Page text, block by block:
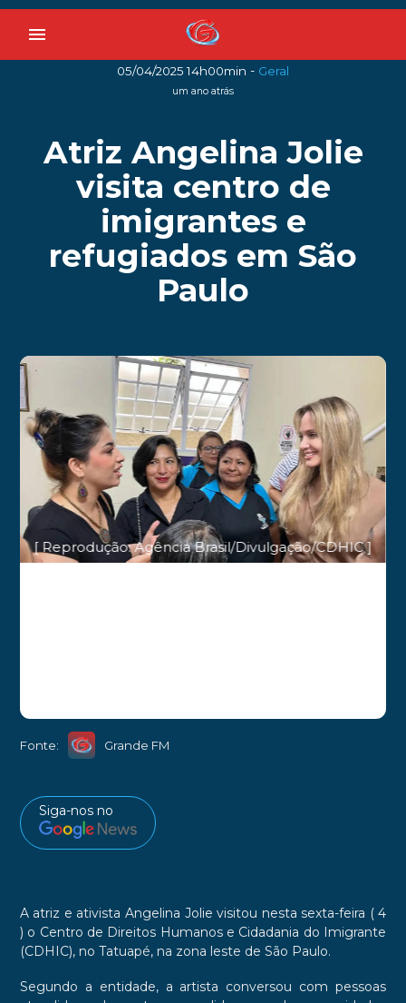
menu
05/04/2025 14h00min - Geral
um ano atrás
Atriz Angelina Jolie
visita centro de
imigrantes e
refugiados em São
Paulo
[ Reprodução: Agência Brasil/Divulgação/CDHIC ]
Fonte: Grande FM
Siga-nos no
A atriz e ativista Angelina Jolie visitou nesta sexta-feira ( 4
) o Centro de Direitos Humanos e Cidadania do Imigrante
(CDHIC), no Tatuapé, na zona leste de São Paulo.
Segundo a entidade, a artista conversou com pessoas